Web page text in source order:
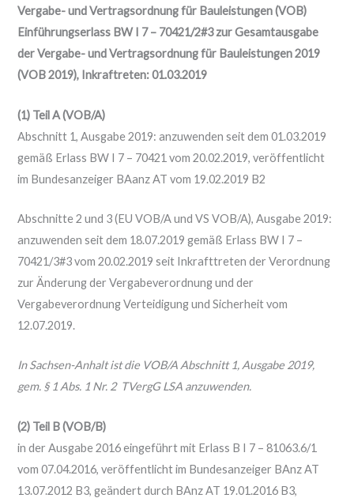
Vergabe- und Vertragsordnung für Bauleistungen (VOB)
Einführungserlass BW I 7 – 70421/2#3 zur Gesamtausgabe
der Vergabe- und Vertragsordnung für Bauleistungen 2019
(VOB 2019), Inkraftreten: 01.03.2019
(1) Teil A (VOB/A)
Abschnitt 1, Ausgabe 2019: anzuwenden seit dem 01.03.2019
gemäß Erlass BW I 7 – 70421 vom 20.02.2019, veröffentlicht
im Bundesanzeiger BAanz AT vom 19.02.2019 B2
Abschnitte 2 und 3 (EU VOB/A und VS VOB/A), Ausgabe 2019:
anzuwenden seit dem 18.07.2019 gemäß Erlass BW I 7 –
70421/3#3 vom 20.02.2019 seit Inkrafttreten der Verordnung
zur Änderung der Vergabeverordnung und der
Vergabeverordnung Verteidigung und Sicherheit vom
12.07.2019.
In Sachsen-Anhalt ist die VOB/A Abschnitt 1, Ausgabe 2019,
gem. § 1 Abs. 1 Nr. 2 TVergG LSA anzuwenden.
(2) Teil B (VOB/B)
in der Ausgabe 2016 eingeführt mit Erlass B I 7 – 81063.6/1
vom 07.04.2016, veröffentlicht im Bundesanzeiger BAnz AT
13.07.2012 B3, geändert durch BAnz AT 19.01.2016 B3,